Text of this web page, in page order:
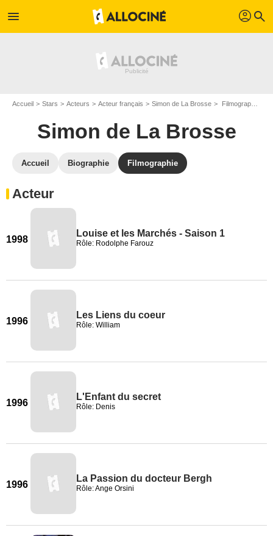
menu profil search
Accueil Stars Acteurs Acteur français Simon de La Brosse Filmographie Simon de La Brosse
Simon de La Brosse
Accueil Biographie Filmographie
Acteur
1998
Louise et les Marchés - Saison 1
Rôle: Rodolphe Farouz
1996
Les Liens du coeur
Rôle: William
1996
L'Enfant du secret
Rôle: Denis
1996
La Passion du docteur Bergh
Rôle: Ange Orsini